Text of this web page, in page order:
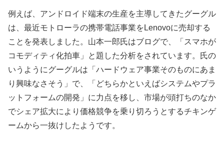
例えば、アンドロイド端末の生産を主導してきたグーグル
は、最近モトローラの携帯電話事業をLenovoに売却する
ことを発表しました。山本一郎氏はブログで、「スマホが
コモディティ化拍車」と題した分析をされています。氏の
いうようにグーグルは「ハードウェア事業そのものにあま
り興味なさそう」で、「どちらかといえばシステムやプラ
ットフォームの開発」に力点を移し、市場が頭打ちのなか
でシェア拡大により価格競争を乗り切ろうとするチキンゲ
ームから一抜けしたようです。